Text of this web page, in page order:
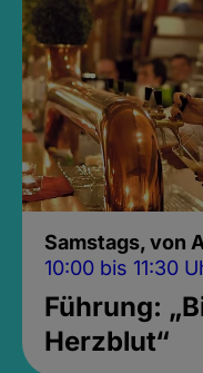
Samstags, von
10:00 bis 11:30
Führung:
Herzblut“